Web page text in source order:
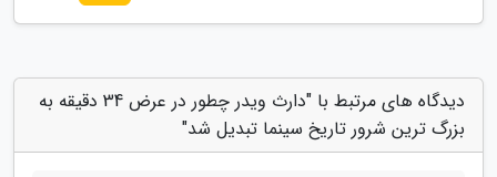
دیدگاه های مرتبط با "دارث ویدر چطور در عرض 34 دقیقه به
بزرگ ترین شرور تاریخ سینما تبدیل شد"